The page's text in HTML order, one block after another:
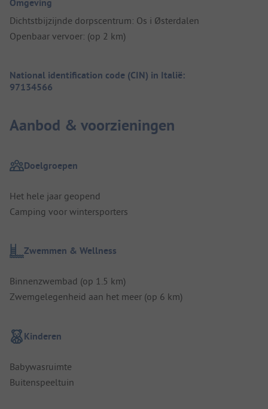
Omgeving
Dichtstbijzijnde dorpscentrum: Os i Østerdalen
Openbaar vervoer: (op 2 km)
National identification code (CIN) in Italië:
97134566
Aanbod & voorzieningen
Doelgroepen
Het hele jaar geopend
Camping voor wintersporters
Zwemmen & Wellness
Binnenzwembad (op 1.5 km)
Zwemgelegenheid aan het meer (op 6 km)
Kinderen
Babywasruimte
Buitenspeeltuin